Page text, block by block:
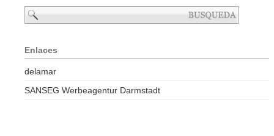
Enlaces
delamar
SANSEG Werbeagentur Darmstadt